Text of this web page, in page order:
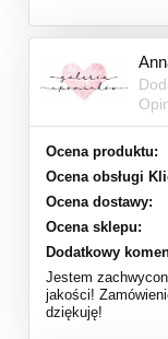
Ocena produktu:
Ocena obsługi
Ocena dostawy:
Ocena sklepu:
Dodatkowy
Jestem
jakości!
dziękuję!